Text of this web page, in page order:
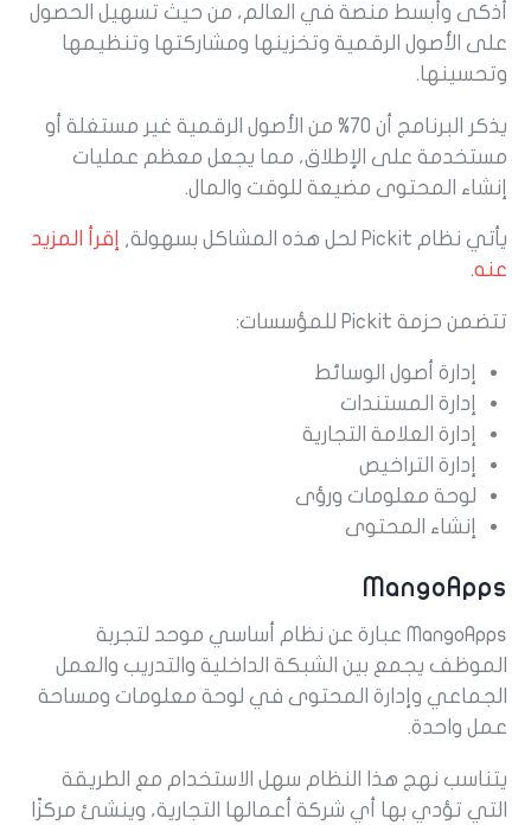
أذكى وأبسط منصة في العالم، من حيث تسهيل الحصول
على الأصول الرقمية وتخزينها ومشاركتها وتنظيمها
وتحسينها.
يذكر البرنامج أن 70% من الأصول الرقمية غير مستغلة أو
مستخدمة على الإطلاق، مما يجعل معظم عمليات
إنشاء المحتوى مضيعة للوقت والمال.
يأتي نظام Pickit لحل هذه المشاكل بسهولة,
إقرأ المزيد
عنه.
تتضمن حزمة Pickit للمؤسسات:
إدارة أصول الوسائط
إدارة المستندات
إدارة العلامة التجارية
إدارة التراخيص
لوحة معلومات ورؤى
إنشاء المحتوى
MangoApps
MangoApps عبارة عن نظام أساسي موحد لتجربة
الموظف يجمع بين الشبكة الداخلية والتدريب والعمل
الجماعي وإدارة المحتوى في لوحة معلومات ومساحة
عمل واحدة.
يتناسب نهج هذا النظام سهل الاستخدام مع الطريقة
التي تؤدي بها أي شركة أعمالها التجارية، وينشئ مركزًا